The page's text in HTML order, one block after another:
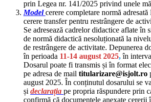
prin Legea nr. 141/2025 privind unele
Model cerere completare normă
cerere transfer pentru restrângere de
Se adresează cadrelor didactice aflate în
de normă didactică nesoluționată la
de restrângere de activitate. Depunerea
în perioada 11-14 august 2025,în
Dosarul poate fi transmis și în format
pe adresa de mail titularizare@isjolt.ro
august 2025. În conținutul dosarului se
și declarația pe propria răspundere prin
confirmă că documentele anexate cererii